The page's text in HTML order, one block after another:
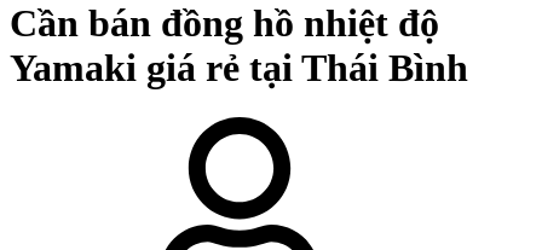
Cần bán đồng hồ nhiệt độ
Yamaki giá rẻ tại Thái Bình